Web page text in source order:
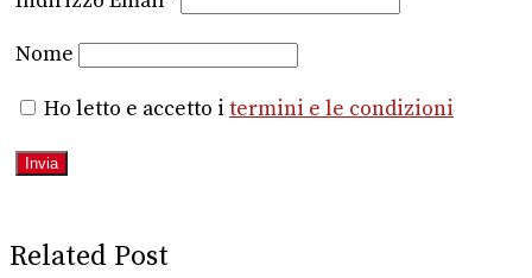
Nome
Ho letto e accetto i termini e le condizioni
Related Post